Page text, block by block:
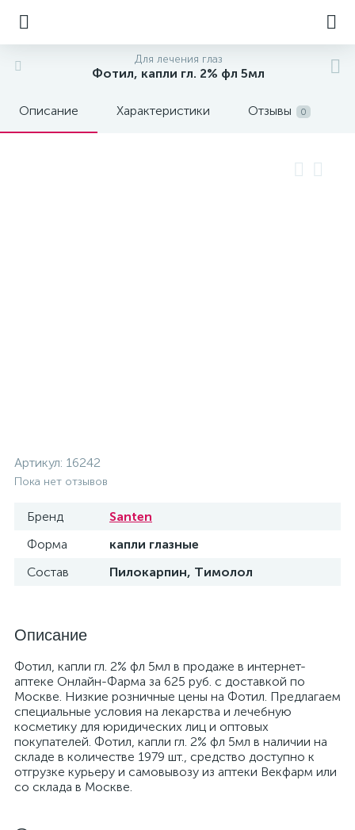
Для лечения глаз
Фотил, капли гл. 2% фл 5мл
Описание Характеристики Отзывы 0
Артикул: 16242
Пока нет отзывов
Бренд Santen
Форма капли глазные
Состав Пилокарпин, Тимолол
Описание
Фотил, капли гл. 2% фл 5мл в продаже в интернет-
аптеке Онлайн-Фарма за 625 руб. с доставкой по
Москве. Низкие розничные цены на Фотил. Предлагаем
специальные условия на лекарства и лечебную
косметику для юридических лиц и оптовых
покупателей. Фотил, капли гл. 2% фл 5мл в наличии на
складе в количестве 1979 шт., средство доступно к
отгрузке курьеру и самовывозу из аптеки Векфарм или
со склада в Москве.